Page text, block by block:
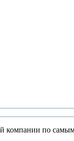
по